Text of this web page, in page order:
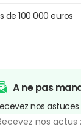
de 100 000 euros
A ne pas
nos